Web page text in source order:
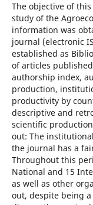
The objective of
study of the
information was
journal (electronic
established as
of articles
authorship index,
production,
productivity by
descriptive and
scientific
out: The
the journal has a
Throughout this
National and 15
as well as other
out, despite being